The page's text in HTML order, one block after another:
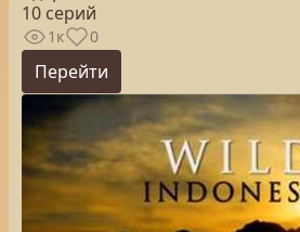
10 серий
1к 0
Перейти